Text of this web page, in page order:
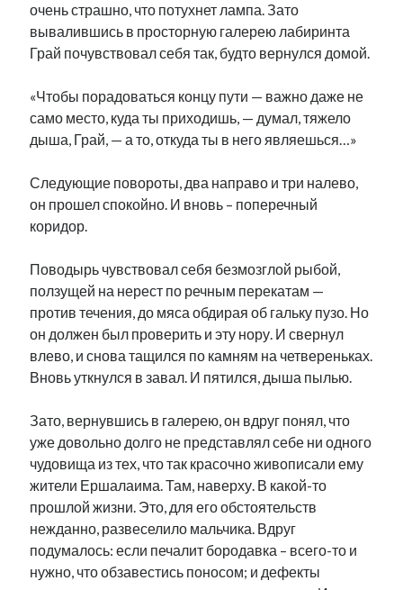
очень страшно, что потухнет лампа. Зато
вывалившись в просторную галерею лабиринта
Грай почувствовал себя так, будто вернулся домой.
«Чтобы порадоваться концу пути — важно даже не
само место, куда ты приходишь, — думал, тяжело
дыша, Грай, — а то, откуда ты в него являешься…»
Следующие повороты, два направо и три налево,
он прошел спокойно. И вновь – поперечный
коридор.
Поводырь чувствовал себя безмозглой рыбой,
ползущей на нерест по речным перекатам —
против течения, до мяса обдирая об гальку пузо. Но
он должен был проверить и эту нору. И свернул
влево, и снова тащился по камням на четвереньках.
Вновь уткнулся в завал. И пятился, дыша пылью.
Зато, вернувшись в галерею, он вдруг понял, что
уже довольно долго не представлял себе ни одного
чудовища из тех, что так красочно живописали ему
жители Ершалаима. Там, наверху. В какой-то
прошлой жизни. Это, для его обстоятельств
нежданно, развеселило мальчика. Вдруг
подумалось: если печалит бородавка – всего-то и
нужно, что обзавестись поносом; и дефекты